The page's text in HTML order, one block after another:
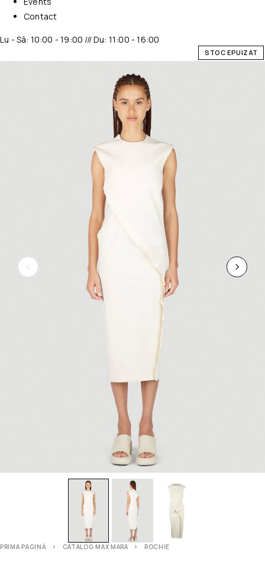
Contact
Lu - Sâ: 10:00 - 19:00 /// Du: 11:00 - 16:00
STOC EPUIZAT
PRIMA PAGINĂ CATALOG MAX MARA ROCHIE